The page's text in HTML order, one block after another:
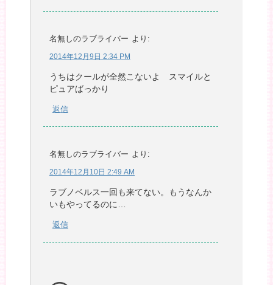
名無しのラブライバー より:
2014年12月9日 2:34 PM
うちはクールが全然こないよ スマイルと
ピュアばっかり
返信
名無しのラブライバー より:
2014年12月10日 2:49 AM
ラブノベルス一回も来てない。もうなんか
いもやってるのに…
返信